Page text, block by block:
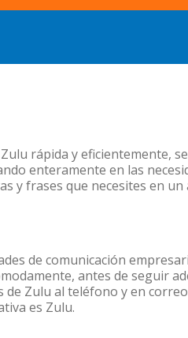
rápida y eficientemente,
enteramente en las
y frases que necesites en un
de comunicación
antes de seguir
Zulu al teléfono y en
es Zulu.